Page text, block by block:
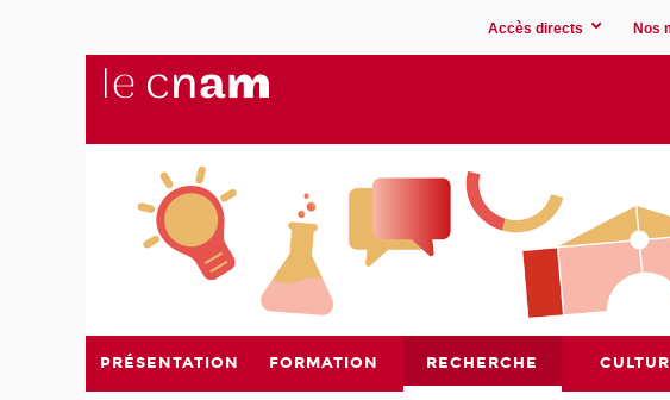
Accès directs Nos
PRÉSENTATION FORMATION RECHERCHE